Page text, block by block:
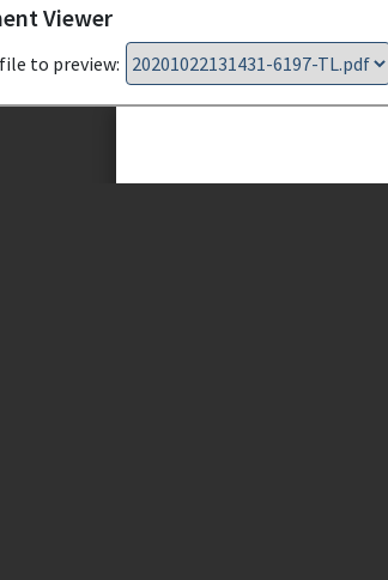
Viewer
to preview: